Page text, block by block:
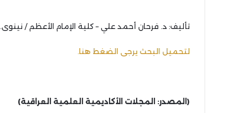
تأليف: د. فرحان أحمد علي – كلية الإمام الأعظم / نينوى.
لتحميل البحث يرجى الضغط هنا.
(المصدر: المجلات الأكاديمية العلمية العراقية)